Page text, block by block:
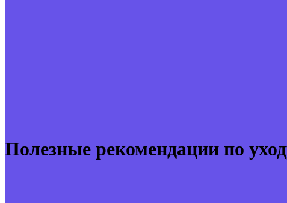
Полезные рекомендации по